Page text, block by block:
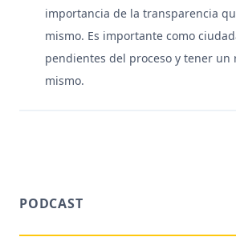
importancia de la transparencia
mismo. Es importante como
pendientes del proceso y tener un
mismo.
PODCAST